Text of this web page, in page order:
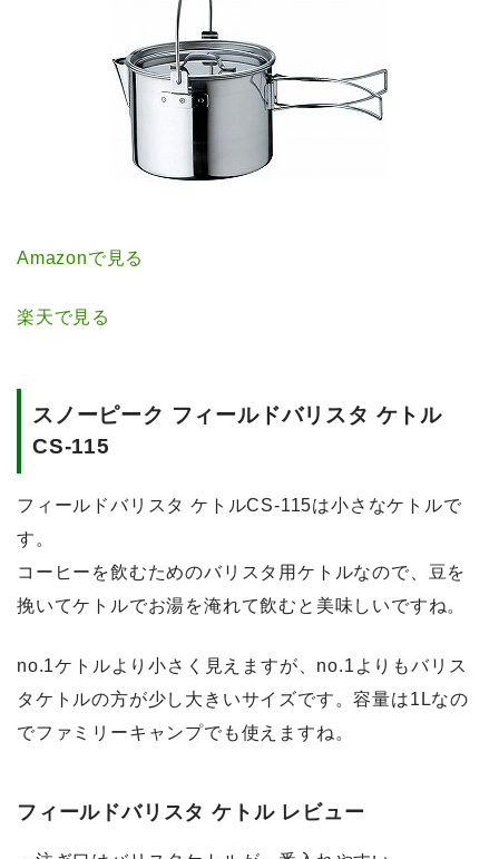
Amazonで見る
楽天で見る
スノーピーク フィールドバリスタ ケトル
CS-115
フィールドバリスタ ケトルCS-115は小さなケトルで
す。
コーヒーを飲むためのバリスタ用ケトルなので、豆を
挽いてケトルでお湯を淹れて飲むと美味しいですね。
no.1ケトルより小さく見えますが、no.1よりもバリス
タケトルの方が少し大きいサイズです。容量は1Lなの
でファミリーキャンプでも使えますね。
フィールドバリスタ ケトル レビュー